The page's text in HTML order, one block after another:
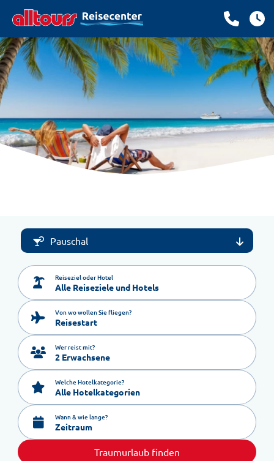
Pauschal
Reiseziel oder Hotel
Von wo wollen Sie fliegen?
Reisestart
Wer reist mit?
2 Erwachsene
Welche Hotelkategorie?
Alle Hotelkategorien
Wann & wie lange?
Zeitraum
Traumurlaub finden